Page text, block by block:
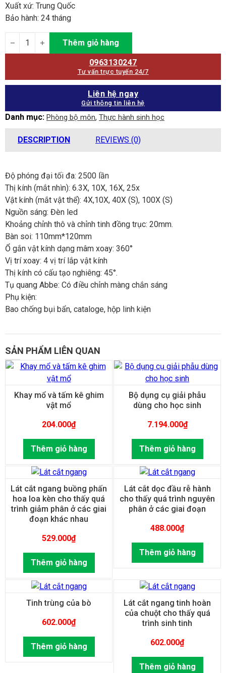
Xuất xứ: Trung Quốc
Bảo hành: 24 tháng
Kính hiển vi học sinh quantity
Thêm giỏ hàng
0963130247
Tư vấn trực tuyến 24/7
Liên hệ ngay
Gửi thông tin liên hệ
Danh mục: Phòng bộ môn, Thực hành sinh học
DESCRIPTION REVIEWS (0)
Độ phóng đại tối đa: 2500 lần
Thị kính (mắt nhìn): 6.3X, 10X, 16X, 25x
Vật kính (mắt vật thể): 4X,10X, 40X (S), 100X (S)
Nguồn sáng: Đèn led
Khoảng chỉnh thô và chỉnh tinh đồng trục: 20mm.
Bàn soi: 110mm*120mm
Ổ gắn vật kính dạng mâm xoay: 360°
Vị trí xoay: 4 vị trí lắp vật kính
Thị kính có cấu tạo nghiêng: 45°.
Tụ quang Abbe: Có điều chỉnh màng chắn sáng
Phụ kiện:
Bao chống bụi bẩn, cataloge, hộp linh kiện
SẢN PHẨM LIÊN QUAN
Khay mổ và tấm kê ghim
vật mổ
204.000₫
Thêm giỏ hàng
Bộ dụng cụ giải phẫu
dùng cho học sinh
7.194.000₫
Thêm giỏ hàng
Lát cắt ngang buồng phấn
hoa loa kèn cho thấy quá
trình giảm phân ở các giai
đoạn khác nhau
529.000₫
Thêm giỏ hàng
Lát cắt dọc đầu rễ hành
cho thấy quá trình nguyên
phân ở các giai đoạn
488.000₫
Thêm giỏ hàng
Tinh trùng của bò
602.000₫
Thêm giỏ hàng
Lát cắt ngang tinh hoàn
của chuột cho thấy quá
trình sinh tinh
602.000₫
Thêm giỏ hàng